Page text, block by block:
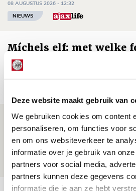
Deze website maakt gebruik van
We gebruiken cookies om content
personaliseren, om functies voor
en om ons websiteverkeer te
informatie over je gebruik van
partners voor social media,
partners kunnen deze gegevens
informatie die je aan ze hebt
08 AUGUSTUS 2026 - 12:32
NIEUWS
Míchels elf: met welke
jij aan nieuw
Spelen bij Jong Ajax of
maakt Abdalla ‘geen
08 AUGUSTUS 2026 - 10:04
NIEUWS
Bekijk meer